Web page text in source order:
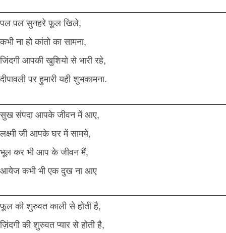
पल पल सुनहरे फूल खिले,
कभी ना हो कांतो का सामना,
जिंदगी आपकी खुशियो से भारी रहे,
दीपावली पर हुमारी यही शुभकामना.
सुख संपदा आपके जीवन में आए,
लक्ष्मी जी आपके घर में सामये,
भूल कर भी आप के जीवन मैं,
आयेज कभी भी एक दुख ना आए
फूल की शुरुवत काली से होती है,
ज़िंदगी की शुरुवत प्यार से होती है,